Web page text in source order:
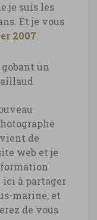
je suis les
Et je vous
2007
vient de
web et je
ici à partager
marine, et
de vous